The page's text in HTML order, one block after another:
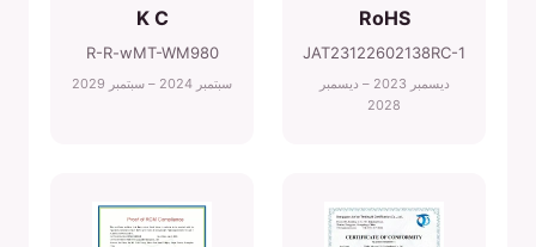
RoHS
JAT23122602138RC-1
ديسمبر 2023 – ديسمبر
2028
K C
R-R-wMT-WM980
سبتمبر 2024 – سبتمبر 2029